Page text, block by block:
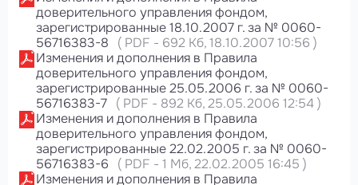
доверительного управления фондом,
зарегистрированные 18.10.2007 г. за № 0060-
56716383-8
( PDF - 692 Кб, 18.10.2007 10:56 )
Изменения и дополнения в Правила
доверительного управления фондом,
зарегистрированные 25.05.2006 г. за № 0060-
56716383-7 ( PDF - 892 Кб, 25.05.2006 12:54)
Изменения и дополнения в Правила
доверительного управления фондом,
зарегистрированные 22.02.2005 г. за № 0060-
56716383-6
( PDF - 1 Мб, 22.02.2005 16:45 )
Изменения и дополнения в Правила